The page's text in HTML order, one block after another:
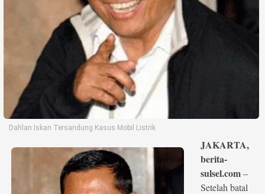
Disclaimer
Dahlan Iskan Tersandung Kasus Mobil Listrik
JAKARTA,
berita-
sulsel.com–
Setelah batal